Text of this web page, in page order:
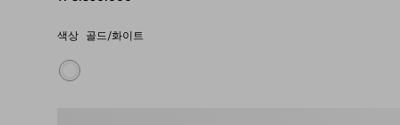
색상 골드/화이트